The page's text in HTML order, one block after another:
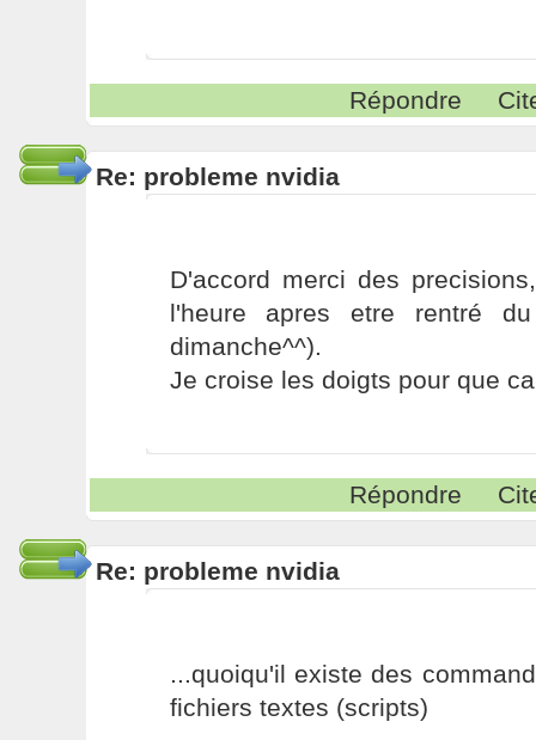
Répondre
Re: probleme nvidia
D'accord merci des
l'heure apres etre rentré
dimanche^^).
Je croise les doigts pour que
Répondre
Re: probleme nvidia
...quoiqu'il existe des
fichiers textes (scripts)